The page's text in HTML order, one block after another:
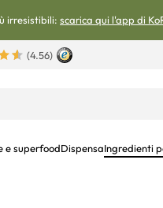
irresistibili: scarica qui l'app di
(4.56)
e superfoodDispensaIngredienti